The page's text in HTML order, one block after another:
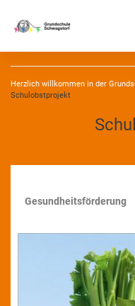
Herzlich willkommen in der
Schulobstprojekt
Gesundheitsförderung